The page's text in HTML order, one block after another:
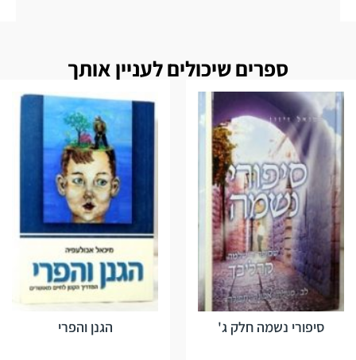
ספרים שיכולים לעניין אותך
סיפורי נשמה חלק ג' הגנן והפרי